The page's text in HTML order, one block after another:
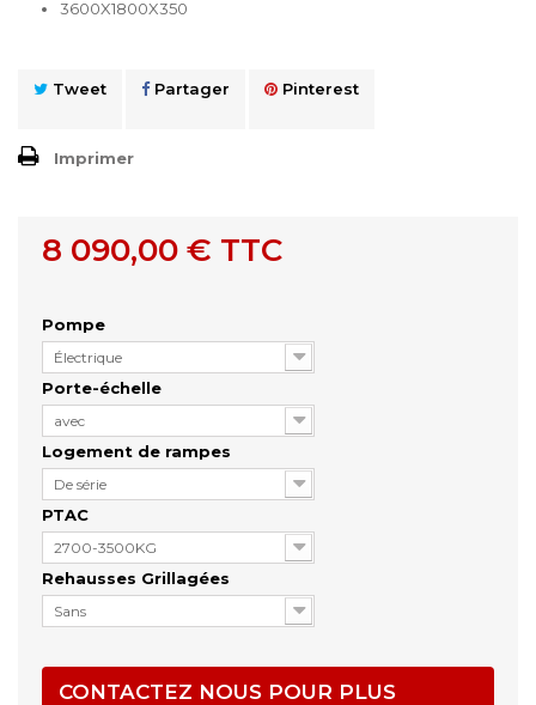
3600X1800X350
Tweet Partager Pinterest
Imprimer
8 090,00 € TTC
Pompe
Électrique
Porte-échelle
avec
Logement de rampes
De série
PTAC
2700-3500KG
Rehausses Grillagées
Sans
CONTACTEZ NOUS POUR PLUS